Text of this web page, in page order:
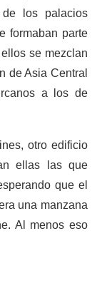
los palacios
formaban parte
se mezclan
de Asia Central
a los de
otro edificio
ellas las que
que el
una manzana
Al menos eso